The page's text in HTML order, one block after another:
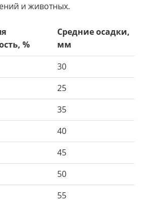
и животных.
%
Средние осадки,
мм
30
25
35
40
45
50
55